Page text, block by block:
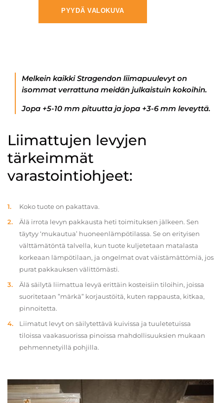
PYYDÄ VALOKUVA
Melkein kaikki Stragendon liimapuulevyt on
isommat verrattuna meidän julkaistuin kokoihin.
Jopa +5-10 mm pituutta ja jopa +3-6 mm leveyttä.
Liimattujen levyjen
tärkeimmät
varastointiohjeet:
Koko tuote on pakattava.
Älä irrota levyn pakkausta heti toimituksen jälkeen. Sen
täytyy ‘mukautua’ huoneenlämpötilassa. Se on erityisen
välttämätöntä talvella, kun tuote kuljetetaan matalasta
korkeaan lämpötilaan, ja ongelmat ovat väistämättömiä, jos
purat pakkauksen välittömästi.
Älä säilytä liimattua levyä erittäin kosteisiin tiloihin, joissa
suoritetaan ”märkä” korjaustöitä, kuten rappausta, kitkaa,
pinnoitetta.
Liimatut levyt on säilytettävä kuivissa ja tuuletetuissa
tiloissa vaakasuorissa pinoissa mahdollisuuksien mukaan
pehmennetyillä pohjilla.